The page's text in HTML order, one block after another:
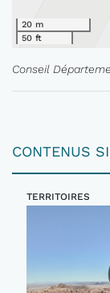
20 m
50 ft
Conseil
CONTENUS
TERRITOIRES